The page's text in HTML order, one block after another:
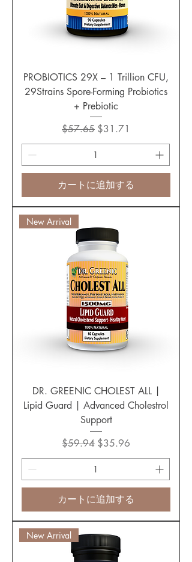
PROBIOTICS 29X – 1 Trillion CFU,
29Strains Spore-Forming Probiotics
+ Prebiotic
通常価格
$57.65 セール価格
$31.71
カートに追加する
New Arrival
DR. GREENIC CHOLEST ALL |
Lipid Guard | Advanced Cholestrol
Support
通常価格
$59.94 セール価格
$35.96
カートに追加する
New Arrival